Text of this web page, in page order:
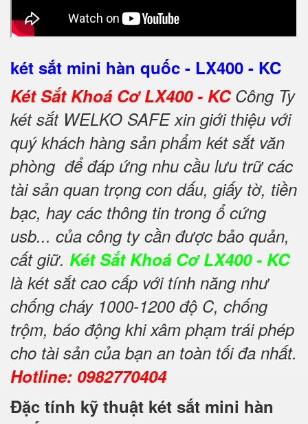
két sắt mini hàn quốc - LX400 - KC
Két Sắt Khoá Cơ LX400 - KC Công Ty
két sắt WELKO SAFE xin giới thiệu với
quý khách hàng sản phẩm két sắt văn
phòng để đáp ứng nhu cầu lưu trữ các
tài sản quan trọng con dấu, giấy tờ, tiền
bạc, hay các thông tin trong ổ cứng
usb... của công ty cần được bảo quản,
cất giữ. Két Sắt Khoá Cơ LX400 - KC
là két sắt cao cấp với tính năng như
chống cháy 1000-1200 độ C, chống
trộm, báo động khi xâm phạm trái phép
cho tài sản của bạn an toàn tối đa nhất.
Hotline: 0982770404
Đặc tính kỹ thuật két sắt mini hàn